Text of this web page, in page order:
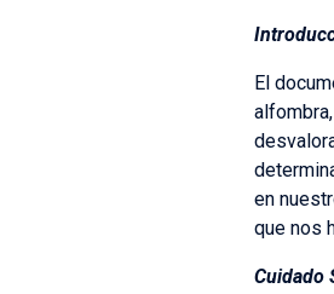
El
en
que nos
Cuidado